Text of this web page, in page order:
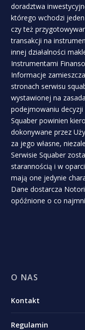
doradztwa
którego wchodzi
czy też
transakcji na
innej działalności
Instrumentami
Informacje
stronach serwisu
wystawionej na
podejmowaniu
Squaber powinien
dokonywane przez
za jego własne,
Serwisie Squaber
starannością i w
mają one jedynie
Dane dostarcza
opóźnione o co
O NAS
Kontakt
Regulamin